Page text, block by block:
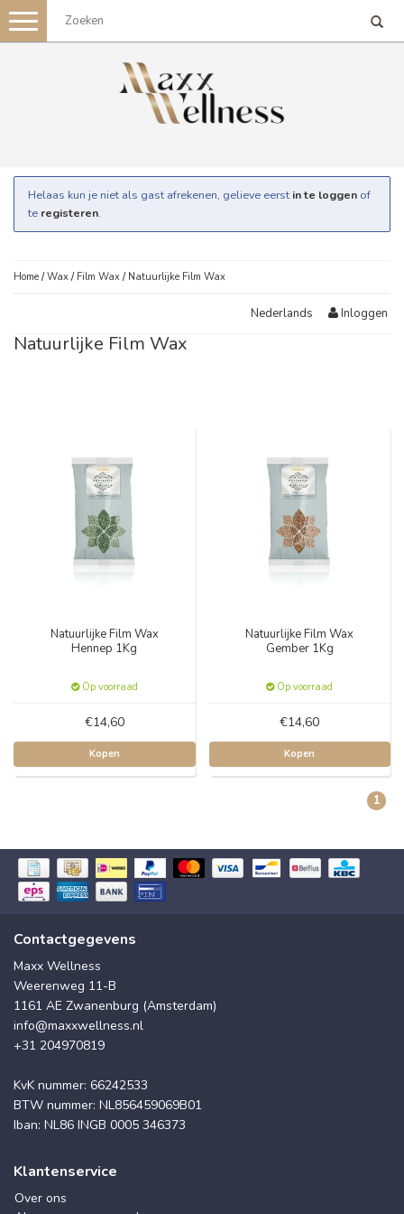
Toggle
navigation
Helaas kun je niet als gast afrekenen, gelieve eerst in te loggen of
te registeren.
Home /Wax / Film Wax / Natuurlijke Film Wax
Nederlands Inloggen
Natuurlijke Film Wax
Natuurlijke Film Wax
Hennep 1Kg
Op voorraad
€14,60
Kopen
Natuurlijke Film Wax
Gember 1Kg
Op voorraad
€14,60
Kopen
1
Contactgegevens
Maxx Wellness
Weerenweg 11-B
1161 AE Zwanenburg (Amsterdam)
info@maxxwellness.nl
+31 204970819
KvK nummer: 66242533
BTW nummer: NL856459069B01
Iban: NL86 INGB 0005 346373
Klantenservice
Over ons